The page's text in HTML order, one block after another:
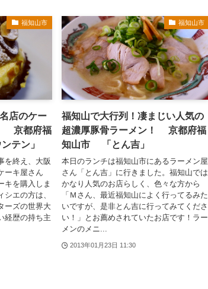
福知山市
店のケー
京都府福
テン」
を終え、大阪
ーキ屋さん
キを購入しま
エの方は、
ーズの世界大
経歴の持ち主
福知山市
福知山で大行列！凄まじい人気の
超濃厚豚骨ラーメン！ 京都府福
知山市 「とん吉」
本日のランチは福知山市にあるラーメン屋
さん「とん吉」に行きました。福知山では
かなり人気のお店らしく、色々な方から
「Ｍさん、最近福知山によく行ってるみた
いですが、是非とん吉に行ってみてくださ
い！」とお薦めされていたお店です！ラー
メンのメニ...
2013年01月23日 11:30